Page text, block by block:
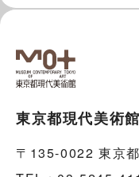
東京都現代美術館
〒135-0022 東京